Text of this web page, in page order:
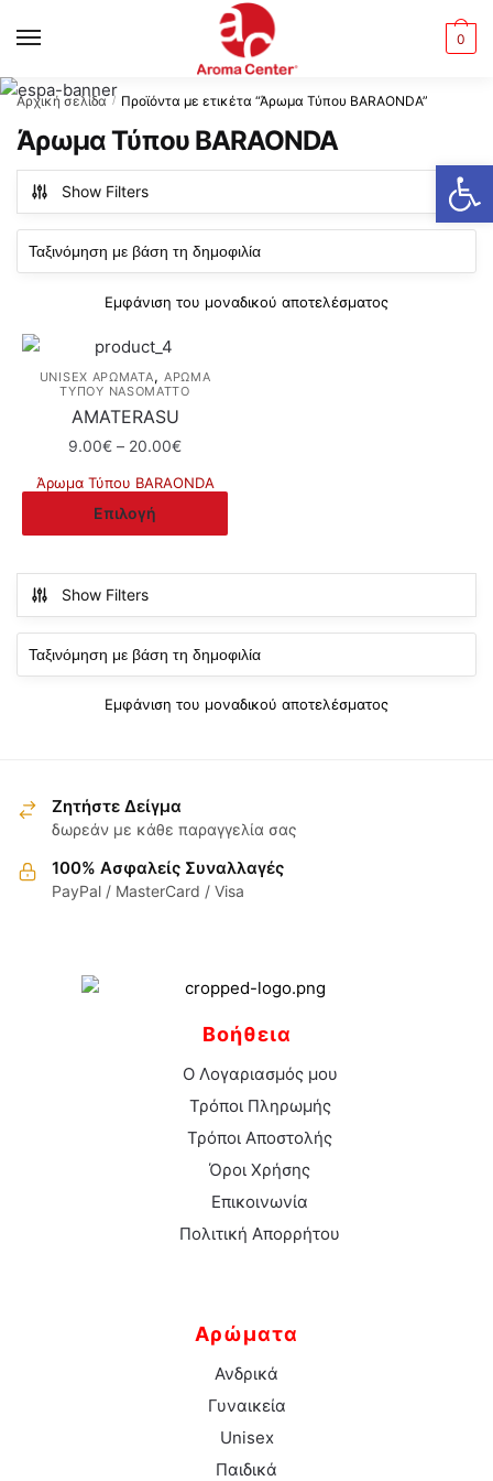
Ανοίξτε τη γραμμή εργαλείων
0
Αρχική σελίδα / Προϊόντα με ετικέτα “Άρωμα Τύπου BARAONDA”
Άρωμα Τύπου BARAONDA
Show Filters
Εμφάνιση του μοναδικού αποτελέσματος
UNISEX ΑΡΩΜΑΤΑ, ΆΡΩΜΑ
ΤΎΠΟΥ NASOMATTO
AMATERASU
9.00€ – 20.00€Price
9.00€
20.00€
Άρωμα Τύπου BARAONDA
Επιλογή
Αυτό
το
έχει
πολλαπλές
παραλλαγές.
Οι
μπορούν
στη
σελίδα
προϊόντος
Show Filters
Εμφάνιση του μοναδικού αποτελέσματος
Ζητήστε Δείγμα
δωρεάν με κάθε παραγγελία σας
100% Ασφαλείς Συναλλαγές
PayPal / MasterCard / Visa
Βοήθεια
Ο Λογαριασμός μου
Τρόποι Πληρωμής
Τρόποι Αποστολής
Όροι Χρήσης
Επικοινωνία
Πολιτική Απορρήτου
Αρώματα
Ανδρικά
Γυναικεία
Unisex
Παιδικά